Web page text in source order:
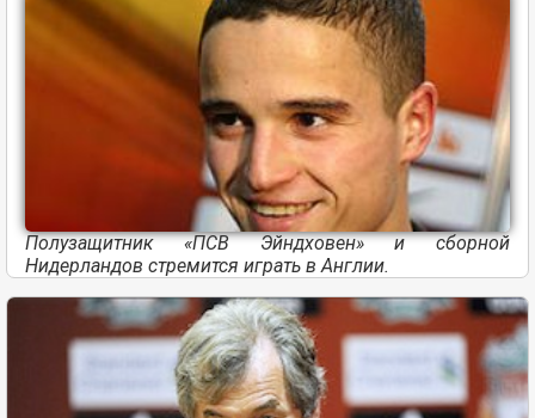
Полузащитник «ПСВ Эйндховен» и сборной
Нидерландов стремится играть в Англии.